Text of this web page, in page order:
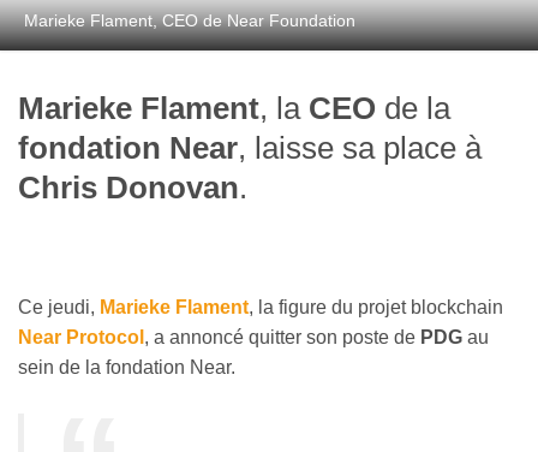
Marieke Flament, CEO de Near Foundation
Marieke Flament, la CEO de la
fondation Near, laisse sa place à
Chris Donovan.
Ce jeudi, Marieke Flament, la figure du projet blockchain
Near Protocol , a annoncé quitter son poste de PDG au
sein de la fondation Near.